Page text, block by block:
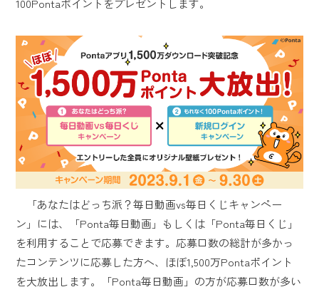
100Pontaポイントをプレゼントします。
「あなたはどっち派？毎日動画vs毎日くじキャンペー
ン」には、「Ponta毎日動画」もしくは「Ponta毎日くじ」
を利用することで応募できます。応募口数の総計が多かっ
たコンテンツに応募した方へ、ほぼ1,500万Pontaポイント
を大放出します。「Ponta毎日動画」の方が応募口数が多い